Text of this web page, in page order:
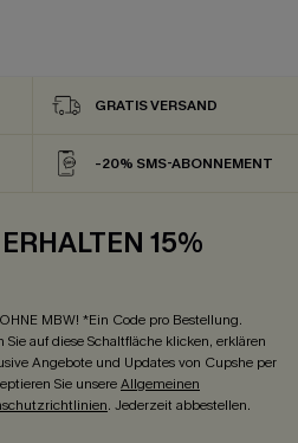
GRATIS VERSAND
-20% SMS-ABONNEMENT
15%
MBW! *Ein Code pro Bestellung.
auf diese Schaltfläche klicken, erklären
Angebote und Updates von Cupshe per
Sie unsereAllgemeinen
. Jederzeit abbestellen.